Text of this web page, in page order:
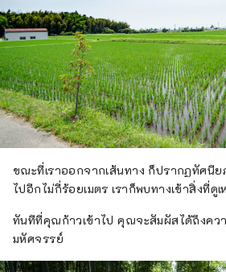
ขณะที่เราออกจากเส้นทาง ก็ปรากฏทัศนี
ไปอีกไม่กี่ร้อยเมตร เราก็พบทางเข้าสิ่งที่ดู
ทันทีที่คุณก้าวเข้าไป คุณจะสัมผัสได้ถึงคว
มหัศจรรย์